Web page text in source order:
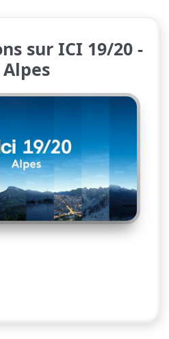
sur ICI 19/20 -
Alpes